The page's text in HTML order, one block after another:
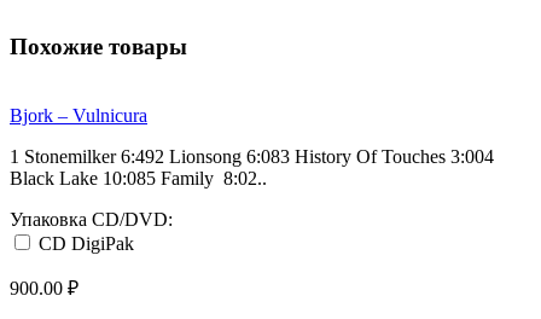
Похожие товары
Bjork – Vulnicura
1 Stonemilker 6:492 Lionsong 6:083 History Of Touches 3:004
Black Lake 10:085 Family 8:02..
Упаковка CD/DVD:
CD DigiPak
900.00 ₽